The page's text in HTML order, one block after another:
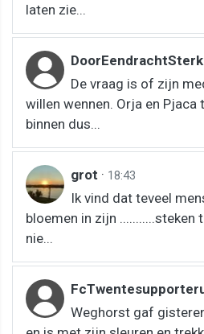
laten zie...
DoorEendrachtSterk
De vraag is of zijn
willen wennen. Orja en Pjaca
binnen dus...
grot · 18:43
Ik vind dat teveel
bloemen in zijn
nie...
Weghorst gaf